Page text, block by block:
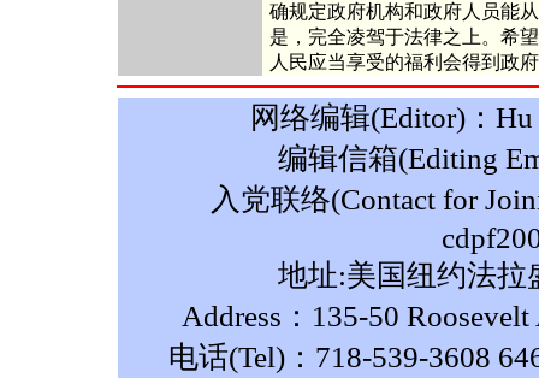
确规定政府机构和政府人员能
是，完全凌驾于法律之上。希
人民应当享受的福利会得到政
网络编辑(Editor)：
编辑信箱(Editing
入党联络(Contact for
地址:美国纽约法拉
Address：135-50
电话(Tel)：718-539-3608